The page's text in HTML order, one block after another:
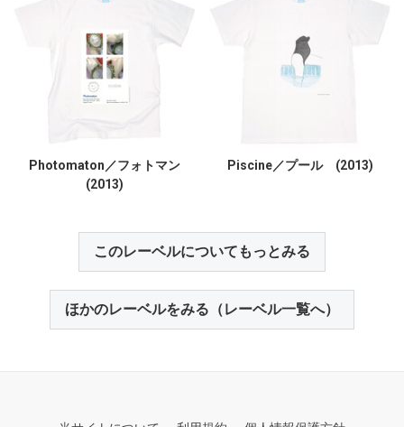
Photomaton／フォトマン
(2013)
Piscine／プール (2013)
このレーベルについてもっとみる
ほかのレーベルをみる（レーベル一覧へ）